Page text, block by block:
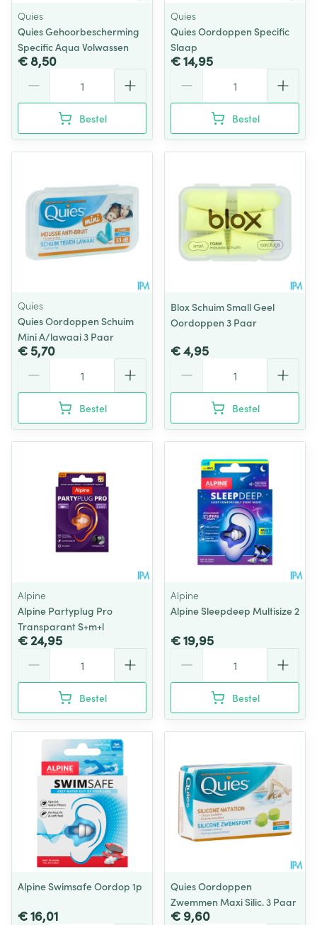
Quies
Quies Gehoorbescherming
Specific Aqua Volwassen
€ 8,50
Bestel
Quies
Quies Oordoppen Specific
Slaap
€ 14,95
Bestel
Quies
Quies Oordoppen Schuim
Mini A/lawaai 3 Paar
€ 5,70
Bestel
Blox Schuim Small Geel
Oordoppen 3 Paar
€ 4,95
Bestel
Alpine
Alpine Partyplug Pro
Transparant S+m+l
€ 24,95
Bestel
Alpine
Alpine Sleepdeep Multisize 2
€ 19,95
Bestel
Alpine Swimsafe Oordop 1p
€ 16,01
Quies Oordoppen
Zwemmen Maxi Silic. 3 Paar
€ 9,60